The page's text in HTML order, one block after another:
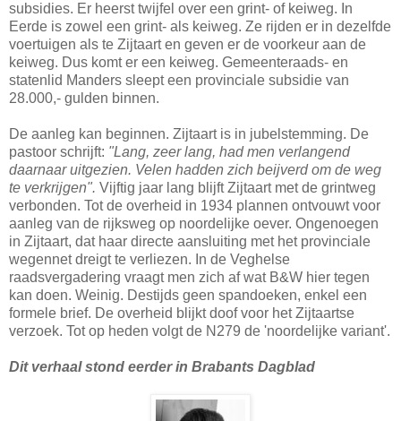
subsidies. Er heerst twijfel over een grint- of keiweg. In
Eerde is zowel een grint- als keiweg. Ze rijden er in dezelfde
voertuigen als te Zijtaart en geven er de voorkeur aan de
keiweg. Dus komt er een keiweg. Gemeenteraads- en
statenlid Manders sleept een provinciale subsidie van
28.000,- gulden binnen.
De aanleg kan beginnen. Zijtaart is in jubelstemming. De
pastoor schrijft: "Lang, zeer lang, had men verlangend
daarnaar uitgezien. Velen hadden zich beijverd om de weg
te verkrijgen". Vijftig jaar lang blijft Zijtaart met de grintweg
verbonden. Tot de overheid in 1934 plannen ontvouwt voor
aanleg van de rijksweg op noordelijke oever. Ongenoegen
in Zijtaart, dat haar directe aansluiting met het provinciale
wegennet dreigt te verliezen. In de Veghelse
raadsvergadering vraagt men zich af wat B&W hier tegen
kan doen. Weinig. Destijds geen spandoeken, enkel een
formele brief. De overheid blijkt doof voor het Zijtaartse
verzoek. Tot op heden volgt de N279 de 'noordelijke variant'.
Dit verhaal stond eerder in Brabants Dagblad